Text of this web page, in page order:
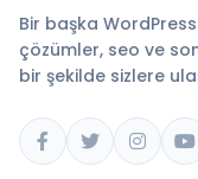
Bir başka
çözümler, seo ve
bir şekilde sizlere